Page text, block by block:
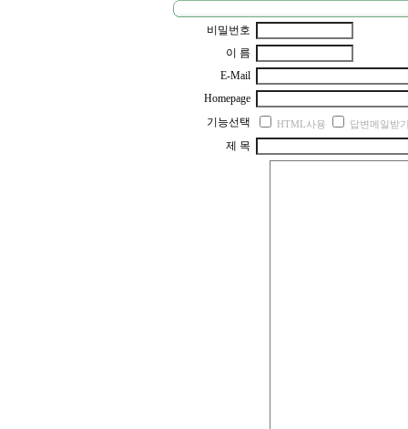
비밀번호
이 름
E-Mail
Homepage
기능선택
HTML사용 답변메일받
제 목